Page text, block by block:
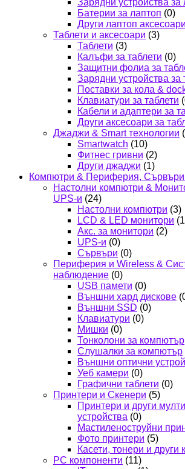
Зарядни устройства за
Батерии за лаптоп (0)
Други лаптоп аксесоари
Таблети и аксесоари (3)
Таблети (3)
Калъфи за таблети (0)
Защитни фолиа за
Зарядни устройства за
Поставки за кола &
Клавиатури за таблети
Кабели и адаптери за
Други аксесоари за
Джаджи & Smart технологии
Smartwatch (10)
Фитнес гривни (2)
Други джаджи (1)
Компютри & Периферия, Сървъри
Настолни компютри &
UPS-и (24)
Настолни компютри (3)
LCD & LED монитори
Акс. за монитори (2)
UPS-и (0)
Сървъри (0)
Периферия и Wireless &
наблюдение (0)
USB памети (0)
Външни хард дискове
Външни SSD (0)
Клавиатури (0)
Мишки (0)
Тонколони за компютър
Слушалки за компютър
Външни оптични
Уеб камери (0)
Графични таблети (0)
Принтери и Скенери (5)
Принтери и други
устройства (0)
Мастиленоструйни
Фото принтери (5)
Касети, тонери и други
PC компоненти (11)